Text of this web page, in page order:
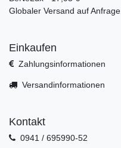
Globaler Versand auf Anfrage.
Einkaufen
Zahlungsinformationen
Versandinformationen
Kontakt
0941 / 695990-52